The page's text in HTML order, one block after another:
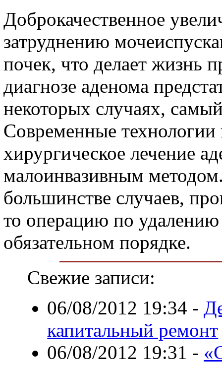
Доброкачественное
затруднению
почек, что делает жизнь
диагнозе аденома
некоторых случаях,
Современные технологии
хирургическое лечение
малоинвазивным
большинстве случаев,
то операцию по
обязательном порядке.
Свежие записи:
06/08/2012 19:34 -
капитальный ремонт
06/08/2012 19:31 -